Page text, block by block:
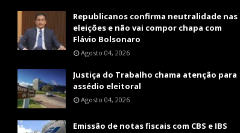
Republicanos confirma neutralidade nas
eleições e não vai compor chapa com
Flávio Bolsonaro
Agosto 04, 2026
Justiça do Trabalho chama atenção para
assédio eleitoral
Agosto 04, 2026
Emissão de notas fiscais com CBS e IBS